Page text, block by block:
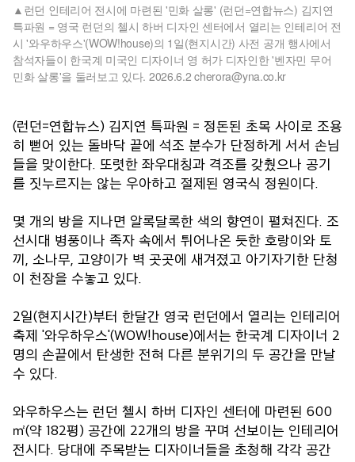
런던 인테리어 전시에 마련된 '민화 살롱' (런던=연합뉴스) 김지연
특파원 = 영국 런던의 첼시 하버 디자인 센터에서 열리는 인테리어 전
시 '와우하우스'(WOW!house)의 1일(현지시간) 사전 공개 행사에서
참석자들이 한국계 미국인 디자이너 영 허가 디자인한 '벤자민 무어
민화 살롱'을 둘러보고 있다. 2026.6.2 cherora@yna.co.kr
(런던=연합뉴스) 김지연 특파원 = 정돈된 초목 사이로 조용
히 뻗어 있는 돌바닥 끝에 석조 분수가 단정하게 서서 손님
들을 맞이한다. 또렷한 좌우대칭과 격조를 갖췄으나 공기
를 짓누르지는 않는 우아하고 절제된 영국식 정원이다.
몇 개의 방을 지나면 알록달록한 색의 향연이 펼쳐진다. 조
선시대 병풍이나 족자 속에서 튀어나온 듯한 호랑이와 토
끼, 소나무, 고양이가 벽 곳곳에 새겨졌고 아기자기한 단청
이 천장을 수놓고 있다.
2일(현지시간)부터 한달간 영국 런던에서 열리는 인테리어
축제 '와우하우스'(WOW!house)에서는 한국계 디자이너 2
명의 손끝에서 탄생한 전혀 다른 분위기의 두 공간을 만날
수 있다.
와우하우스는 런던 첼시 하버 디자인 센터에 마련된 600
㎡(약 182평) 공간에 22개의 방을 꾸며 선보이는 인테리어
전시다. 당대에 주목받는 디자이너들을 초청해 각각 공간